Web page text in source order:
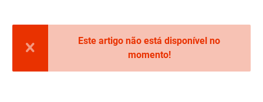
Este artigo não está disponível no
momento!